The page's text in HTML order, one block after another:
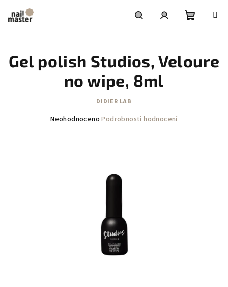
obsah
košík
Gel polish Studios, Veloure
no wipe, 8ml
DIDIER LAB
Průměrné
Neohodnoceno Podrobnosti hodnocení